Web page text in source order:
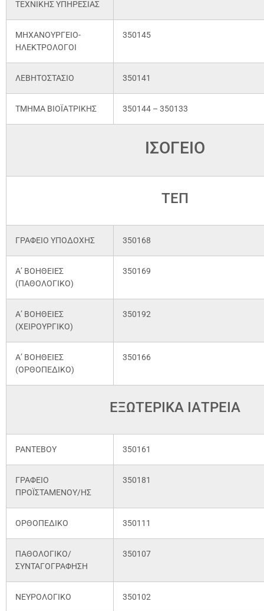
ΤΕΧΝΙΚΗΣ ΥΠΗΡΕΣΙΑΣ
ΜΗΧΑΝΟΥΡΓΕΙΟ-
ΗΛΕΚΤΡΟΛΟΓΟΙ
350145
ΛΕΒΗΤΟΣΤΑΣΙΟ 350141
ΤΜΗΜΑ ΒΙΟΪΑΤΡΙΚΗΣ 350144 – 350133
ΙΣΟΓΕΙΟ
ΤΕΠ
ΓΡΑΦΕΙΟ ΥΠΟΔΟΧΗΣ 350168
Α’ ΒΟΗΘΕΙΕΣ
(ΠΑΘΟΛΟΓΙΚΟ)
350169
Α’ ΒΟΗΘΕΙΕΣ
(ΧΕΙΡΟΥΡΓΙΚΟ)
350192
Α’ ΒΟΗΘΕΙΕΣ
(ΟΡΘΟΠΕΔΙΚΟ)
350166
ΕΞΩΤΕΡΙΚΑ ΙΑΤΡΕΙΑ
ΡΑΝΤΕΒΟΥ 350161
ΓΡΑΦΕΙΟ
ΠΡΟΪΣΤΑΜΕΝΟΥ/ΗΣ
350181
ΟΡΘΟΠΕΔΙΚΟ 350111
ΠΑΘΟΛΟΓΙΚΟ/
ΣΥΝΤΑΓΟΓΡΑΦΗΣΗ
350107
ΝΕΥΡΟΛΟΓΙΚΟ 350102